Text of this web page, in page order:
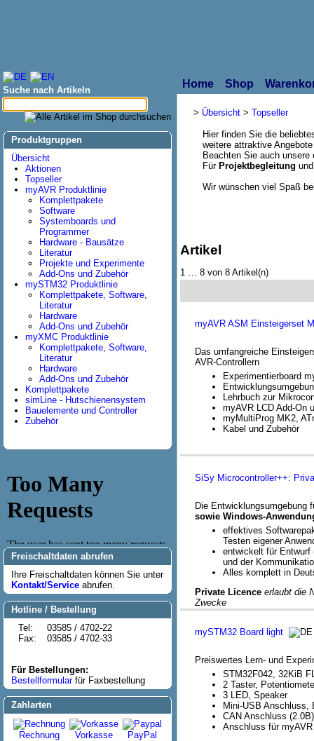
Suche nach Artikeln
Produktgruppen
Übersicht
Aktionen
Topseller
myAVR Produktlinie
Komplettpakete
Software
Systemboards und
Programmer
Hardware - Bausätze
Literatur
Projekte und Experimente
Add-Ons und Zubehör
mySTM32 Produktlinie
Komplettpakete, Software,
Literatur
Hardware
Add-Ons und Zubehör
myXMC Produktlinie
Komplettpakete, Software,
Literatur
Hardware
Add-Ons und Zubehör
Komplettpakete
simLine - Hutschienensystem
Bauelemente und Controller
Zubehör
Freischaltdaten abrufen
Ihre Freischaltdaten können Sie unter
Kontakt/Service abrufen.
Hotline / Bestellung
Tel:
Fax:
03585 / 4702-22
03585 / 4702-33
Für Bestellungen:
Bestellformularfür Faxbestellung
Zahlarten
Rechnung Vorkasse PayPal
Home Shop
> Übersicht > Topseller
Hier finden Sie die
weitere attraktive
Beachten Sie auch
Für Projektbegleitung
Wir wünschen viel Spaß
Artikel
1 … 8 von 8 Artikel(n)
myAVR ASM Einsteigerset
Das umfangreiche
AVR-Controllern
Experimentierboard
Lehrbuch zur
myAVR LCD Add-On
myMultiProg MK2,
Kabel und Zubehör
SiSy Microcontroller++:
Die Entwicklungsumgebung
sowie Windows-
effektives
Testen eigener
entwickelt für Entwurf
und der
Alles komplett in
Private Licence erlaubt die
Zwecke
mySTM32 Board light
Preiswertes Lern- und
STM32F042, 32KiB
2 Taster,
3 LED, Speaker
Mini-USB Anschluss,
CAN Anschluss (2.0B)
Anschluss für